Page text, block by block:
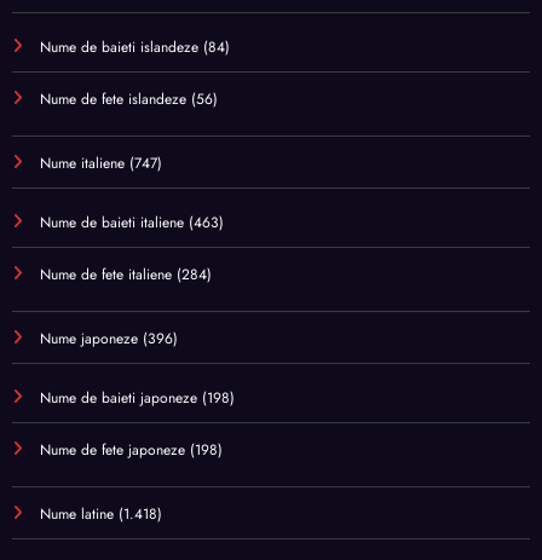
Nume de baieti islandeze (84)
Nume de fete islandeze (56)
Nume italiene (747)
Nume de baieti italiene (463)
Nume de fete italiene (284)
Nume japoneze (396)
Nume de baieti japoneze (198)
Nume de fete japoneze (198)
Nume latine (1.418)